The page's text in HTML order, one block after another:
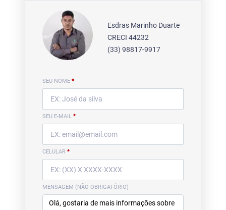
Esdras Marinho Duarte
CRECI 44232
(33) 98817-9917
SEU NOME *
SEU E-MAIL *
CELULAR *
MENSAGEM (NÃO OBRIGATÓRIO)